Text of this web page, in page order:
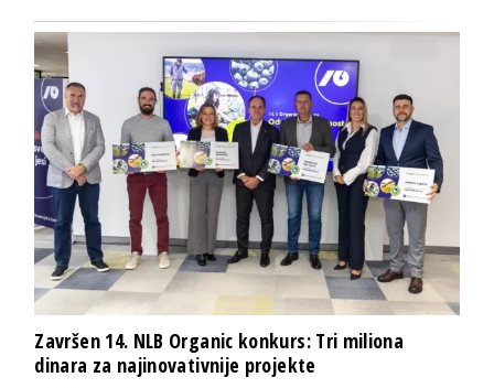
Završen 14. NLB Organic konkurs: Tri miliona
dinara za najinovativnije projekte